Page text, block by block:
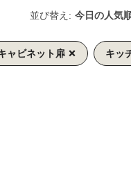
並び替え: 今日の人気
ャビネット扉 キッ